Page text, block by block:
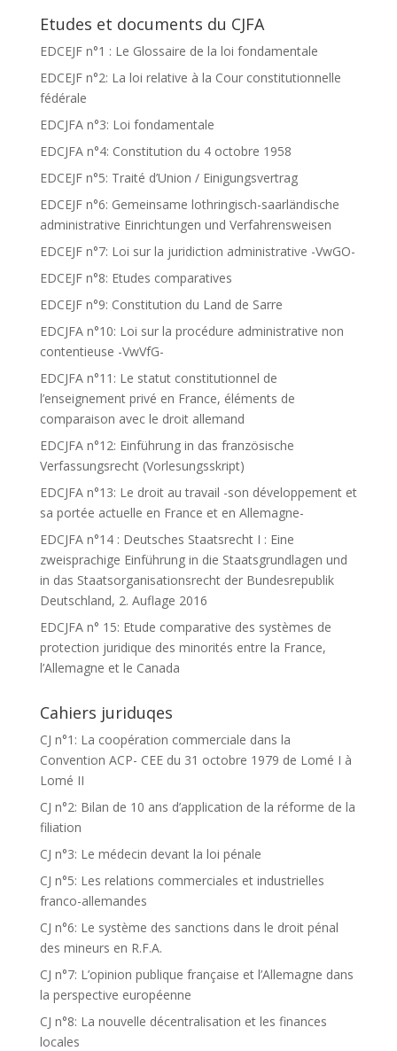
Etudes et documents du CJFA
EDCEJF n°1 : Le Glossaire de la loi fondamentale
EDCEJF n°2: La loi relative à la Cour constitutionnelle
fédérale
EDCJFA n°3: Loi fondamentale
EDCJFA n°4: Constitution du 4 octobre 1958
EDCEJF n°5: Traité d’Union / Einigungsvertrag
EDCEJF n°6: Gemeinsame lothringisch-saarländische
administrative Einrichtungen und Verfahrensweisen
EDCEJF n°7: Loi sur la juridiction administrative -VwGO-
EDCEJF n°8: Etudes comparatives
EDCEJF n°9: Constitution du Land de Sarre
EDCJFA n°10: Loi sur la procédure administrative non
contentieuse -VwVfG-
EDCJFA n°11: Le statut constitutionnel de
l’enseignement privé en France, éléments de
comparaison avec le droit allemand
EDCJFA n°12: Einführung in das französische
Verfassungsrecht (Vorlesungsskript)
EDCJFA n°13: Le droit au travail -son développement et
sa portée actuelle en France et en Allemagne-
EDCJFA n°14 : Deutsches Staatsrecht I : Eine
zweisprachige Einführung in die Staatsgrundlagen und
in das Staatsorganisationsrecht der Bundesrepublik
Deutschland, 2. Auflage 2016
EDCJFA n° 15: Etude comparative des systèmes de
protection juridique des minorités entre la France,
l’Allemagne et le Canada
Cahiers juriduqes
CJ n°1: La coopération commerciale dans la
Convention ACP- CEE du 31 octobre 1979 de Lomé I à
Lomé II
CJ n°2: Bilan de 10 ans d’application de la réforme de la
filiation
CJ n°3: Le médecin devant la loi pénale
CJ n°5: Les relations commerciales et industrielles
franco-allemandes
CJ n°6: Le système des sanctions dans le droit pénal
des mineurs en R.F.A.
CJ n°7: L’opinion publique française et l’Allemagne dans
la perspective européenne
CJ n°8: La nouvelle décentralisation et les finances
locales